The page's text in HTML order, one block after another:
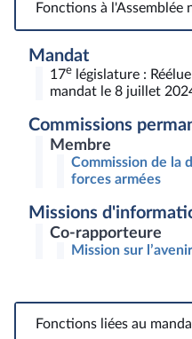
Fonctions à l'Assemblée
Fonctions à
Mandat
17e législature :
mandat le 8 juillet
Commissions
Membre
Commission de la
forces armées
Missions
Co-rapporteure
Mission sur
Fonctions liées au
Fonctions liées